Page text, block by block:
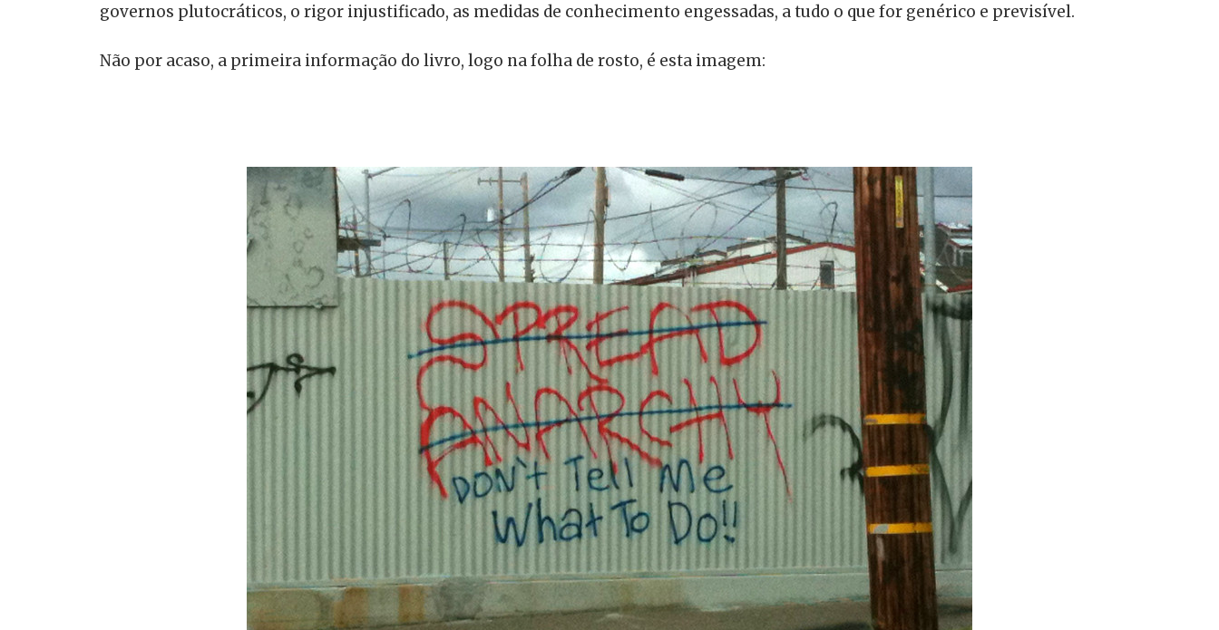
governos plutocráticos, o rigor injustificado, as medidas de conhecimento engessadas, a tudo o que for genérico e previsível.
Não por acaso, a primeira informação do livro, logo na folha de rosto, é esta imagem: